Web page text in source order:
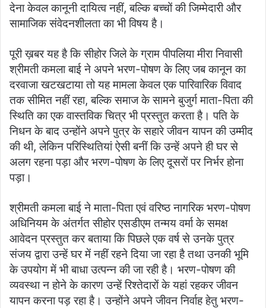
देना केवल कानूनी दायित्व नहीं, बल्कि बच्चों की जिम्मेदारी और
सामाजिक संवेदनशीलता का भी विषय है।
पूरी ख़बर यह है कि सीहोर जिले के ग्राम पीपलिया मीरा निवासी
श्रीमती कमला बाई ने अपने भरण-पोषण के लिए जब कानून का
दरवाजा खटखटाया तो यह मामला केवल एक पारिवारिक विवाद
तक सीमित नहीं रहा, बल्कि समाज के सामने बुजुर्ग माता-पिता की
स्थिति का एक वास्तविक चित्र भी प्रस्तुत करता है। पति के
निधन के बाद उन्होंने अपने पुत्र के सहारे जीवन यापन की उम्मीद
की थी, लेकिन परिस्थितियां ऐसी बनीं कि उन्हें अपने ही घर से
अलग रहना पड़ा और भरण-पोषण के लिए दूसरों पर निर्भर होना
पड़ा।
श्रीमती कमला बाई ने माता-पिता एवं वरिष्ठ नागरिक भरण-पोषण
अधिनियम के अंतर्गत सीहोर एसडीएम तन्मय वर्मा के समक्ष
आवेदन प्रस्तुत कर बताया कि पिछले एक वर्ष से उनके पुत्र
संजय द्वारा उन्हें घर में नहीं रहने दिया जा रहा है तथा उनकी भूमि
के उपयोग में भी बाधा उत्पन्न की जा रही है। भरण-पोषण की
व्यवस्था न होने के कारण उन्हें रिश्तेदारों के यहां रहकर जीवन
यापन करना पड़ रहा है। उन्होंने अपने जीवन निर्वाह हेतु भरण-